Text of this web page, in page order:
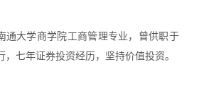
通大学商学院工商管理专业，曾供职于
，七年证券投资经历，坚持价值投资。